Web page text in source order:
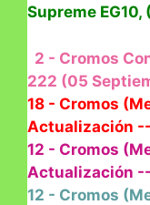
Supreme
2 - Cromos
222 (05
18 - Cromos
Actualización
12 - Cromos
Actualización
12 - Cromos